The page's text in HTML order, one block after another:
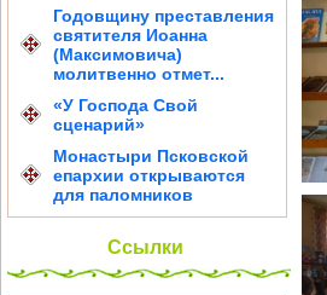
Годовщину преставления
святителя Иоанна
(Максимовича)
молитвенно отмет...
«У Господа Свой
сценарий»
Монастыри Псковской
епархии открываются
для паломников
Ссылки